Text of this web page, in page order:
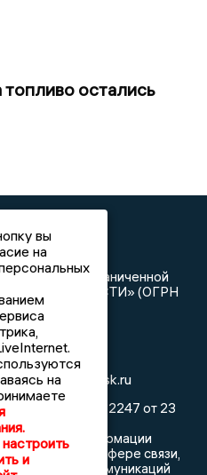
остались
| СИ
Липецка»
с ограниченной
НОВОСТИ» (ОГРН
9427
info@newslipetsk.ru
Эл № ФС77-82247 от 23
из реестра
массовой информации
по надзору в сфере связи,
и массовых коммуникаций
вы
на
на
настроить
и